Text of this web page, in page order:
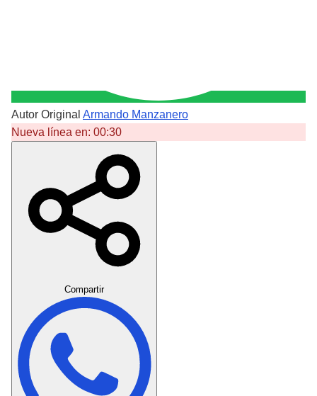
Autor Original Armando Manzanero
Nueva línea en: 00:30
Compartir